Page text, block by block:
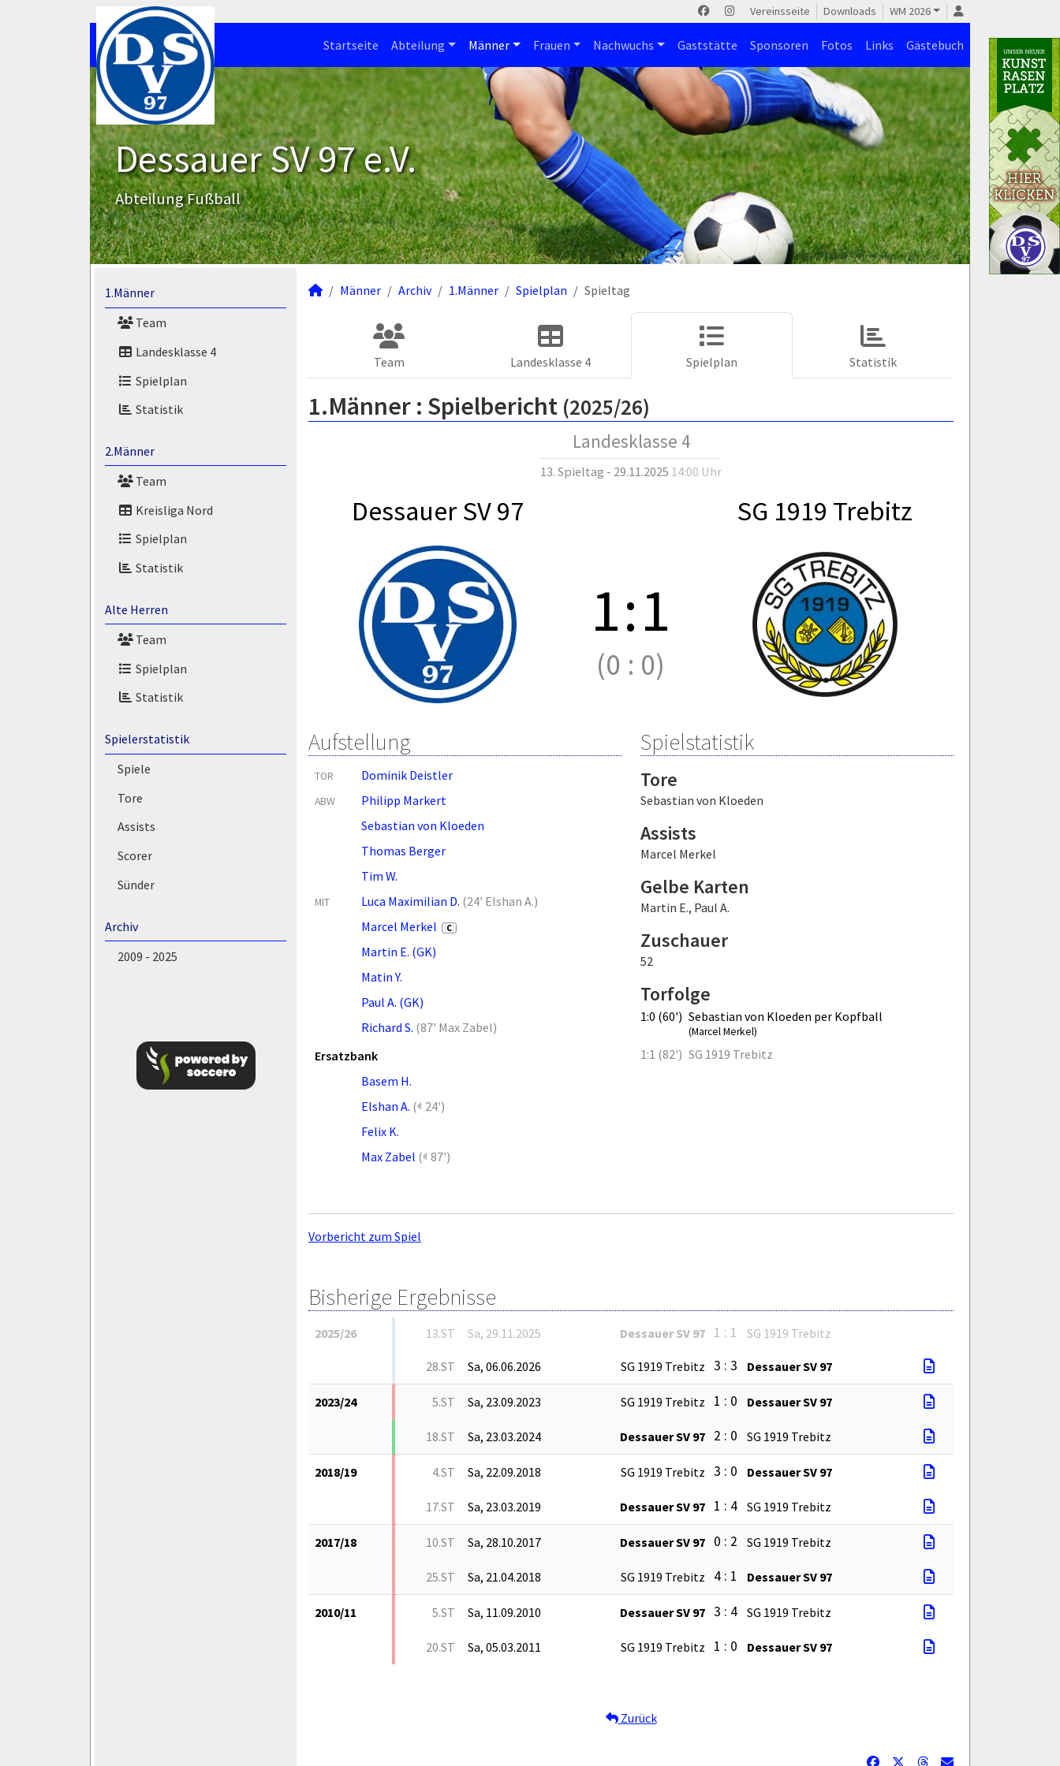
Vereinsseite Downloads WM 2026
Startseite Abteilung Männer Frauen Nachwuchs Gaststätte Sponsoren Fotos Links Gästebuch
Dessauer SV 97 e.V.
Abteilung Fußball
1.Männer
Team
Landesklasse 4
Spielplan
Statistik
2.Männer
Team
Kreisliga Nord
Spielplan
Statistik
Alte Herren
Team
Spielplan
Statistik
Spielerstatistik
Spiele
Tore
Assists
Scorer
Sünder
Archiv
2009 - 2025
Männer Archiv 1.Männer Spielplan Spieltag
Team Landesklasse 4 Spielplan Statistik
1.Männer : Spielbericht (2025/26)
Landesklasse 4
13. Spieltag - 29.11.2025 14:00 Uhr
Dessauer SV 97 SG 1919 Trebitz
1:1
(0 : 0)
Aufstellung
TOR Dominik Deistler
ABW
Philipp Markert
Sebastian von Kloeden
Thomas Berger
Tim W.
MIT Luca Maximilian D. (24' Elshan A.)
Marcel Merkel
C
Martin E. (GK)
Matin Y.
Paul A. (GK)
Richard S. (87' Max Zabel)
Ersatzbank
Basem H.
Elshan A. ( 24')
Felix K.
Max Zabel ( 87')
Spielstatistik
Tore
Sebastian von Kloeden
Assists
Marcel Merkel
Gelbe Karten
Martin E., Paul A.
Zuschauer
52
Torfolge
1:0 (60') Sebastian von Kloeden per Kopfball
(Marcel Merkel)
1:1 (82') SG 1919 Trebitz
Vorbericht zum Spiel
Bisherige Ergebnisse
2025/26 13.ST Sa, 29.11.2025 Dessauer SV 97 1 : 1 SG 1919 Trebitz
28.ST Sa, 06.06.2026 SG 1919 Trebitz 3 : 3 Dessauer SV 97
2023/24 5.ST Sa, 23.09.2023 SG 1919 Trebitz 1 : 0 Dessauer SV 97
18.ST Sa, 23.03.2024 Dessauer SV 97 2 : 0 SG 1919 Trebitz
2018/19 4.ST Sa, 22.09.2018 SG 1919 Trebitz 3 : 0 Dessauer SV 97
17.ST Sa, 23.03.2019 Dessauer SV 97 1 : 4 SG 1919 Trebitz
2017/18 10.ST Sa, 28.10.2017 Dessauer SV 97 0 : 2 SG 1919 Trebitz
25.ST Sa, 21.04.2018 SG 1919 Trebitz 4 : 1 Dessauer SV 97
2010/11 5.ST Sa, 11.09.2010 Dessauer SV 97 3 : 4 SG 1919 Trebitz
20.ST Sa, 05.03.2011 SG 1919 Trebitz 1 : 0 Dessauer SV 97
Zurück